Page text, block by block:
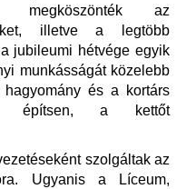
megköszönték az
illetve a legtöbb
jubileumi hétvége egyik
munkásságát közelebb
és a kortárs
építsen, a kettőt
szolgáltak az
Ugyanis a Líceum,